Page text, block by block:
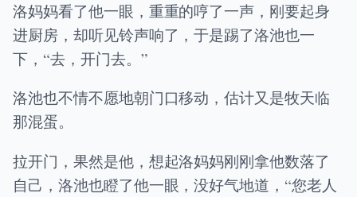
洛妈妈看了他一眼，重重的哼了一声，刚要起身
进厨房，却听见铃声响了，于是踢了洛池也一
下，“去，开门去。”
洛池也不情不愿地朝门口移动，估计又是牧天临
那混蛋。
拉开门，果然是他，想起洛妈妈刚刚拿他数落了
自己，洛池也瞪了他一眼，没好气地道，“您老人